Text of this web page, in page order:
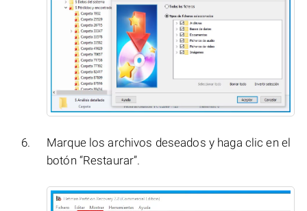
Marque los archivos deseados y haga clic en el
botón “Restaurar”.